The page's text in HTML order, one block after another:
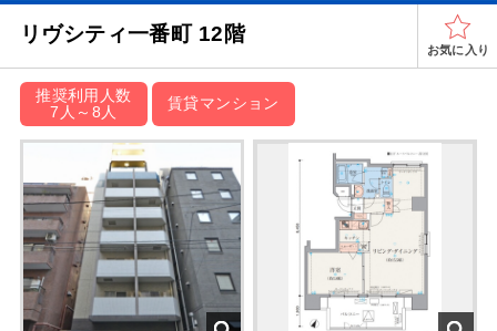
リヴシティ⼀番町 12階
お気に入り
推奨利用人数
7人～8人
賃貸マンション